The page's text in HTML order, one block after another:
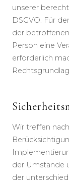
unserer
DSGVO. Für
der
Person eine
erforderlich
Wir treffen
der Umstände
der